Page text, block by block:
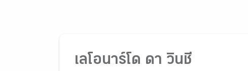
เลโอนาร์โด ดา วินชี